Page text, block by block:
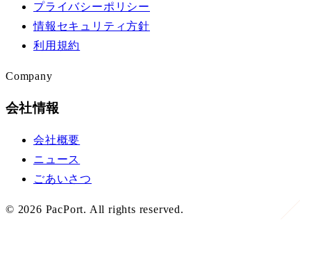
プライバシーポリシー
情報セキュリティ方針
利用規約
Company
会社情報
会社概要
ニュース
ごあいさつ
© 2026 PacPort. All rights reserved.